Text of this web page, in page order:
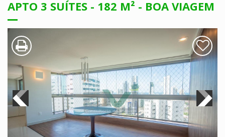
APTO 3 SUÍTES - 182 M² - BOA VIAGEM